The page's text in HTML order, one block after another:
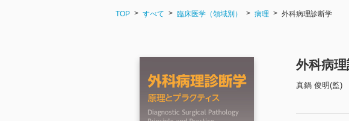
TOP すべて 臨床医学（領域別） 病理 外科病理診断学
外科病理
真鍋 俊明(監)